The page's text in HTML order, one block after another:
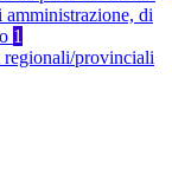
di
1
provinciali